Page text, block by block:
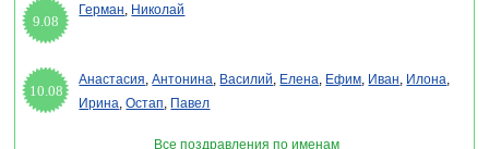
9.08
Герман Николай
10.08
Анастасия ,Антонина Василий Елена Ефим Иван Илона
Ирина ,Остап Павел
Все поздравления по именам